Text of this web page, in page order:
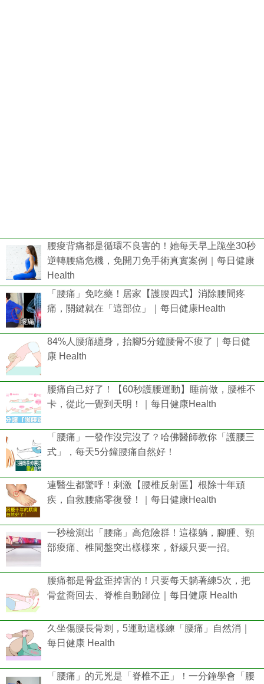
腰痠背痛都是循環不良害的！她每天早上跪坐30秒
逆轉腰痛危機，免開刀免手術真實案例｜每日健康
Health
「腰痛」免吃藥！居家【護腰四式】消除腰間疼
痛，關鍵就在「這部位」｜每日健康Health
84%人腰痛纏身，抬腳5分鐘腰骨不痠了｜每日健
康 Health
腰痛自己好了！【60秒護腰運動】睡前做，腰椎不
卡，從此一覺到天明！｜每日健康Health
「腰痛」一發作沒完沒了？哈佛醫師教你「護腰三
式」，每天5分鐘腰痛自然好！
連醫生都驚呼！刺激【腰椎反射區】根除十年頑
疾，自救腰痛零復發！｜每日健康Health
一秒檢測出「腰痛」高危險群！這樣躺，腳腫、頸
部痠痛、椎間盤突出樣樣來，舒緩只要一招。
腰痛都是骨盆歪掉害的！只要每天躺著練5次，把
骨盆喬回去、脊椎自動歸位｜每日健康 Health
久坐傷腰長骨刺，5運動這樣練「腰痛」自然消｜
每日健康 Health
「腰痛」的元兇是「脊椎不正」！一分鐘學會「腰